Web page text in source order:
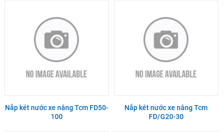
Nắp két nước xe nâng Tcm FD50-
100
Nắp két nước xe nâng Tcm
FD/G20-30